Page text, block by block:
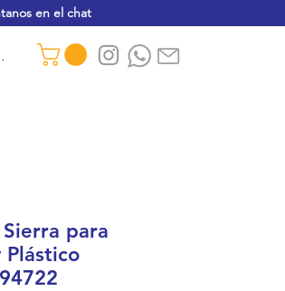
en el chat
para
Plástico